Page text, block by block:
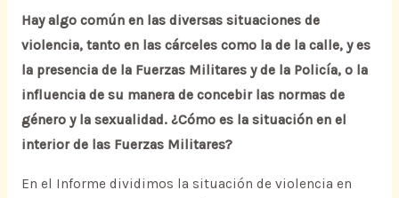
Hay algo común en las diversas situaciones de
violencia, tanto en las cárceles como la de la calle, y es
la presencia de la Fuerzas Militares y de la Policía, o la
influencia de su manera de concebir las normas de
género y la sexualidad. ¿Cómo es la situación en el
interior de las Fuerzas Militares?
En el Informe dividimos la situación de violencia en